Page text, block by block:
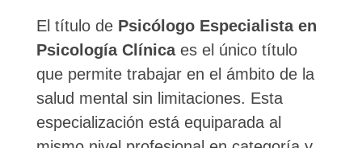
El título de Psicólogo Especialista en
Psicología Clínicaes el único título
que permite trabajar en el ámbito de la
salud mental sin limitaciones. Esta
especialización está equiparada al